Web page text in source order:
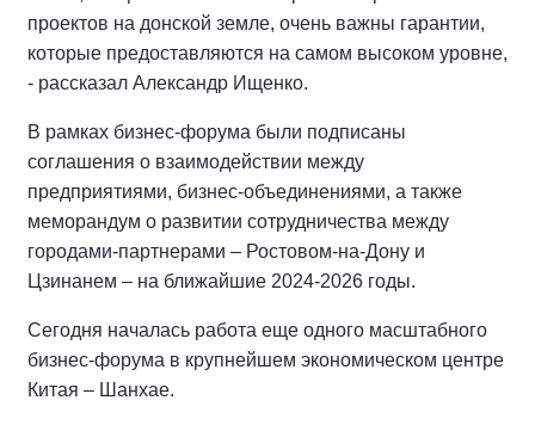
проектов на донской земле, очень важны гарантии,
которые предоставляются на самом высоком уровне,
- рассказал Александр Ищенко.
В рамках бизнес-форума были подписаны
соглашения о взаимодействии между
предприятиями, бизнес-объединениями, а также
меморандум о развитии сотрудничества между
городами-партнерами – Ростовом-на-Дону и
Цзинанем – на ближайшие 2024-2026 годы.
Сегодня началась работа еще одного масштабного
бизнес-форума в крупнейшем экономическом центре
Китая – Шанхае.